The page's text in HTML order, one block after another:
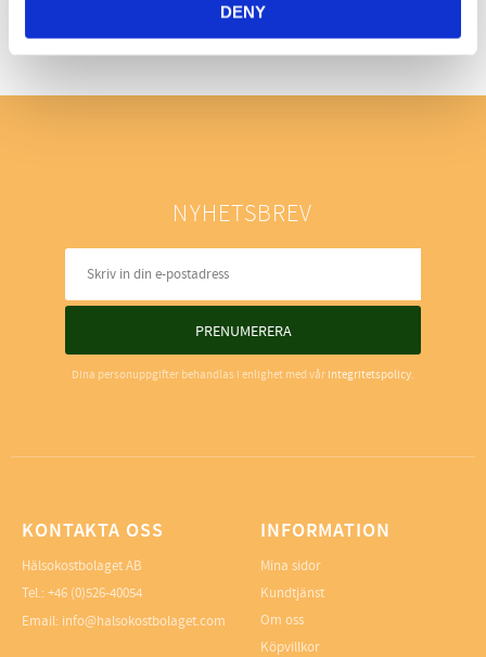
DENY
NYHETSBREV
PRENUMERERA
Dina personuppgifter behandlas i enlighet med vår integritetspolicy.
KONTAKTA OSS
Hälsokostbolaget AB
Tel.: +46 (0)526-40054
Email: info@halsokostbolaget.com
INFORMATION
Mina sidor
Kundtjänst
Om oss
Köpvillkor